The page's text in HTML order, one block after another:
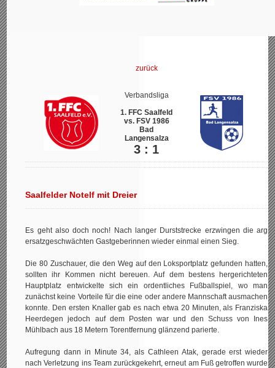
zurück
Verbandsliga
1. FFC Saalfeld
vs. FSV 1986
Bad
Langensalza
3 : 1
Saalfelder Notelf mit Dreier
Es geht also doch noch! Nach langer Durststrecke erzwingen die arg
ersatzgeschwächten Gastgeberinnen wieder einmal einen Sieg.
Die 80 Zuschauer, die den Weg auf den Loksportplatz gefunden hatten,
sollten ihr Kommen nicht bereuen. Auf dem bestens hergerichteten
Hauptplatz entwickelte sich ein ordentliches Fußballspiel, wo man
zunächst keine Vorteile für die eine oder andere Mannschaft ausmachen
konnte. Den ersten Knaller gab es nach etwa 20 Minuten, als Franziska
Heerdegen jedoch auf dem Posten war und den Schuss von Ines
Mühlbach aus 18 Metern Torentfernung glänzend parierte.
Aufregung dann in Minute 34, als Cathleen Atak, gerade erst wieder
nach Verletzung ins Team zurückgekehrt, erneut am Fuß getroffen wurde